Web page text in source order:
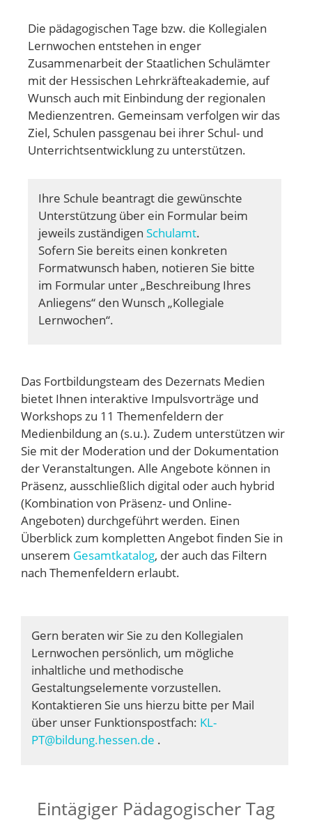
Die pädagogischen Tage bzw. die Kollegialen
Lernwochen entstehen in enger
Zusammenarbeit der Staatlichen Schulämter
mit der Hessischen Lehrkräfteakademie, auf
Wunsch auch mit Einbindung der regionalen
Medienzentren. Gemeinsam verfolgen wir das
Ziel, Schulen passgenau bei ihrer Schul- und
Unterrichtsentwicklung zu unterstützen.
Ihre Schule beantragt die gewünschte
Unterstützung über ein Formular beim
jeweils zuständigen Schulamt.
Sofern Sie bereits einen konkreten
Formatwunsch haben, notieren Sie bitte
im Formular unter „Beschreibung Ihres
Anliegens“ den Wunsch „Kollegiale
Lernwochen“.
Das Fortbildungsteam des Dezernats Medien
bietet Ihnen interaktive Impulsvorträge und
Workshops zu 11 Themenfeldern der
Medienbildung an (s.u.). Zudem unterstützen wir
Sie mit der Moderation und der Dokumentation
der Veranstaltungen. Alle Angebote können in
Präsenz, ausschließlich digital oder auch hybrid
(Kombination von Präsenz- und Online-
Angeboten) durchgeführt werden. Einen
Überblick zum kompletten Angebot finden Sie in
unserem Gesamtkatalog, der auch das Filtern
nach Themenfeldern erlaubt.
Gern beraten wir Sie zu den Kollegialen
Lernwochen persönlich, um mögliche
inhaltliche und methodische
Gestaltungselemente vorzustellen.
Kontaktieren Sie uns hierzu bitte per Mail
über unser Funktionspostfach: KL-
PT@bildung.hessen.de .
Eintägiger Pädagogischer Tag